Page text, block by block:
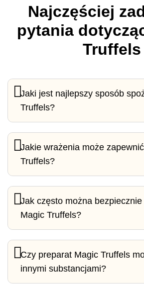
Najczęściej
pytania
Truffels
Jaki jest najlepszy sposób
Truffels?
Jakie wrażenia może
Truffels?
Jak często można
Magic Truffels?
Czy preparat Magic Truffels
innymi substancjami?